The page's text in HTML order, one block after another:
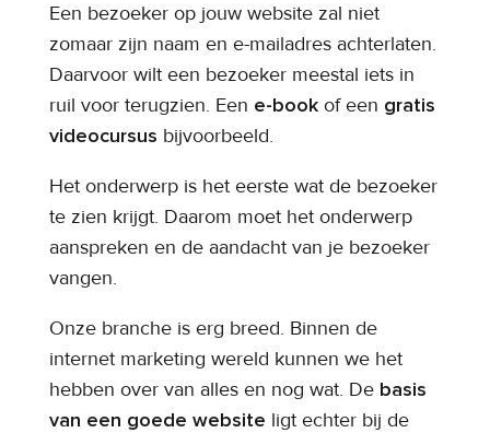
Een bezoeker op jouw website zal niet
zomaar zijn naam en e-mailadres achterlaten.
Daarvoor wilt een bezoeker meestal iets in
ruil voor terugzien. Een e-bookof een gratis
videocursus bijvoorbeeld.
Het onderwerp is het eerste wat de bezoeker
te zien krijgt. Daarom moet het onderwerp
aanspreken en de aandacht van je bezoeker
vangen.
Onze branche is erg breed. Binnen de
internet marketing wereld kunnen we het
hebben over van alles en nog wat. De basis
van een goede website ligt echter bij de